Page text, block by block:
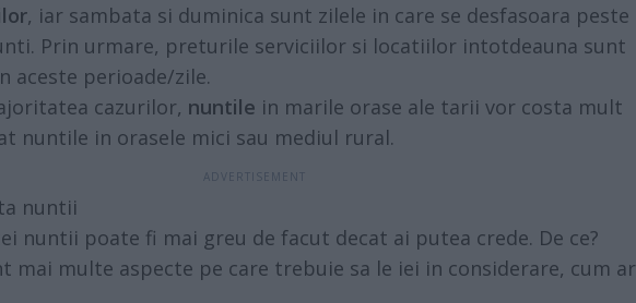
, iar sambata si duminica sunt zilele in care se desfasoara peste
Prin urmare, preturile serviciilor si locatiilor intotdeauna sunt
aceste perioade/zile.
cazurilor, nuntile in marile orase ale tarii vor costa mult
nuntile in orasele mici sau mediul rural.
nuntii
nuntii poate fi mai greu de facut decat ai putea crede. De ce?
mai multe aspecte pe care trebuie sa le iei in considerare, cum ar